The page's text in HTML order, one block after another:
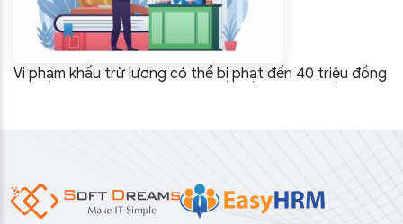
Vi phạm khấu trừ lương có thể bị phạt đến 40 triệu đồng